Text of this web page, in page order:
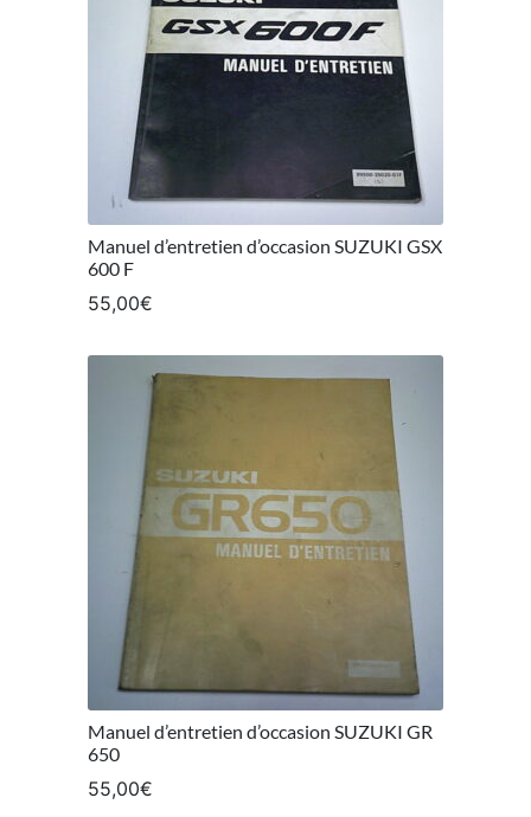
Manuel d’entretien d’occasion SUZUKI GSX
600 F
55,00€
Manuel d’entretien d’occasion SUZUKI GR
650
55,00€